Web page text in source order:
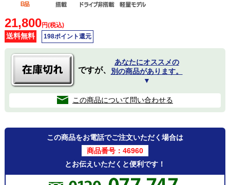
21,800円(税込)
送料無料 198ポイント還元
ですが、
あなたにオススメの
別の商品があります。
▼
この商品について問い合わせる
この商品をお電話でご注文いただく場合は
商品番号：46960
とお伝えいただくと便利です！